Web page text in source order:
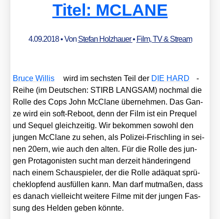
Titel: MCLANE
4.09.2018• Von Stefan Holzhauer• Film, TV & Stream
Bruce Wil­lis wird im sechs­ten Teil der DIE HARD
-
Rei­he (im Deut­schen: STIRB LANGSAM) noch­mal die
Rol­le des Cops John McCla­ne über­neh­men. Das Gan­
ze wird ein soft-Reboot, denn der Film ist ein Pre­quel
und Sequel gleich­zei­tig. Wir bekom­men sowohl den
jun­gen McCla­ne zu sehen, als Poli­zei-Frisch­ling in sei­
nen 20ern, wie auch den alten. Für die Rol­le des jun­
gen Prot­ago­nis­ten sucht man der­zeit hän­de­rin­gend
nach einem Schau­spie­ler, der die Rol­le adäquat sprü­
che­klop­fend aus­fül­len kann. Man darf mut­ma­ßen, dass
es danach viel­leicht wei­te­re Fil­me mit der jun­gen Fas­
sung des Hel­den geben könn­te.